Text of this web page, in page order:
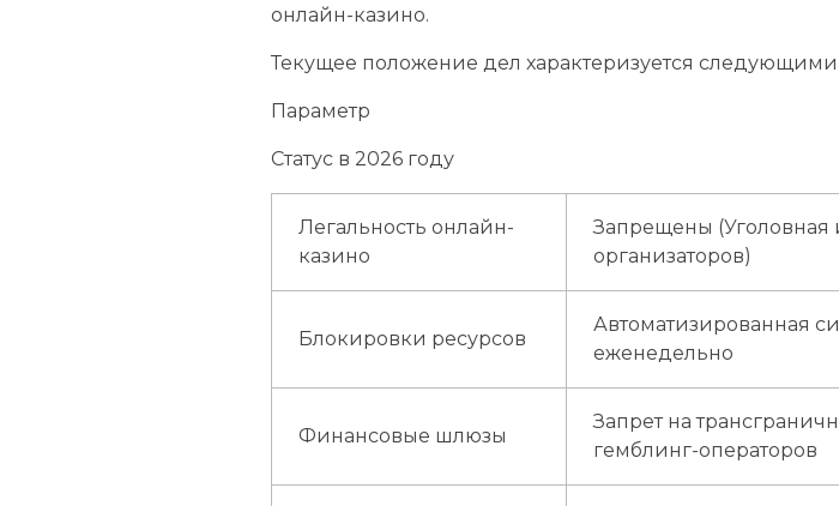
онлайн-казино.
Текущее положение дел характеризуется
Параметр
Статус в 2026 году
Легальность онлайн-
казино
Запрещены (Уголовная
организаторов)
Блокировки ресурсов
Автоматизированная
еженедельно
Финансовые шлюзы
Запрет на
гемблинг-операторов